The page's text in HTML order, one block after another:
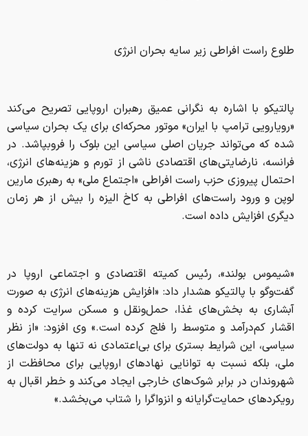
طلوع راست افراطی زیر سایه بحران انرژی
پالتیکو با اشاره به نگرانی عمیق رهبران اروپایی تصریح می‌کند
«رویارویی ترامپ با ایران» موتور محرکه‌ای برای یک بحران سیاسی
شده که می‌تواند جریان اصلی سیاسی این بلوک را فروبپاشد. در
فرانسه، نارضایتی‌های اقتصادی ناشی از تورم و هزینه‌های انرژی،
احتمال پیروزی حزب راست افراطی «اجتماع ملی» به رهبری مارین
لوپن و ورود راست‌های افراطی به کاخ الیزه را بیش از هر زمان
دیگری افزایش داده است.
«شیموس بولند»، رئیس کمیته اقتصادی و اجتماعی اروپا در
گفت‌وگو با پالتیکو هشدار داد: «افزایش هزینه‌های انرژی به صورت
آبشاری به بخش‌های غذا، حمل‌ونقل و مسکن سرایت کرده و
اقشار کم‌درآمد و متوسط را فلج کرده است.» وی افزود: «از نظر
سیاسی، این شرایط بستری برای بی‌اعتمادی نه تنها به دولت‌های
ملی، بلکه نسبت به توانایی نهادهای اروپایی برای محافظت از
شهروندان در برابر شوک‌های خارجی ایجاد می‌کند و خطر اقبال به
رویکردهای حمایت‌گرایانه و انزواگرا را شتاب می‌بخشد.»